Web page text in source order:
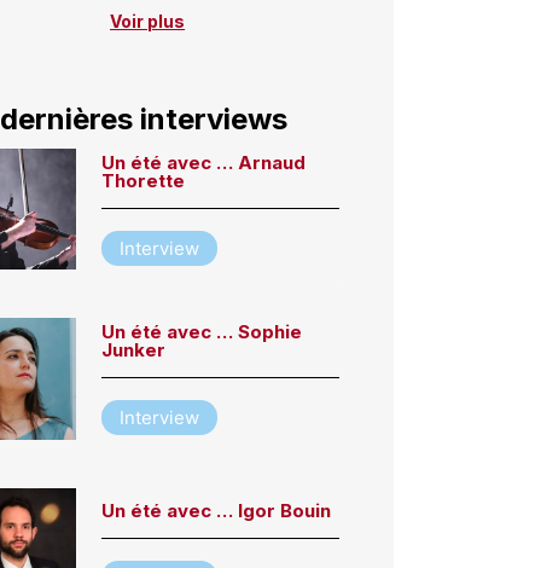
Voir plus
interviews
Un été avec … Arnaud
Thorette
Interview
Un été avec … Sophie
Junker
Interview
Un été avec … Igor Bouin